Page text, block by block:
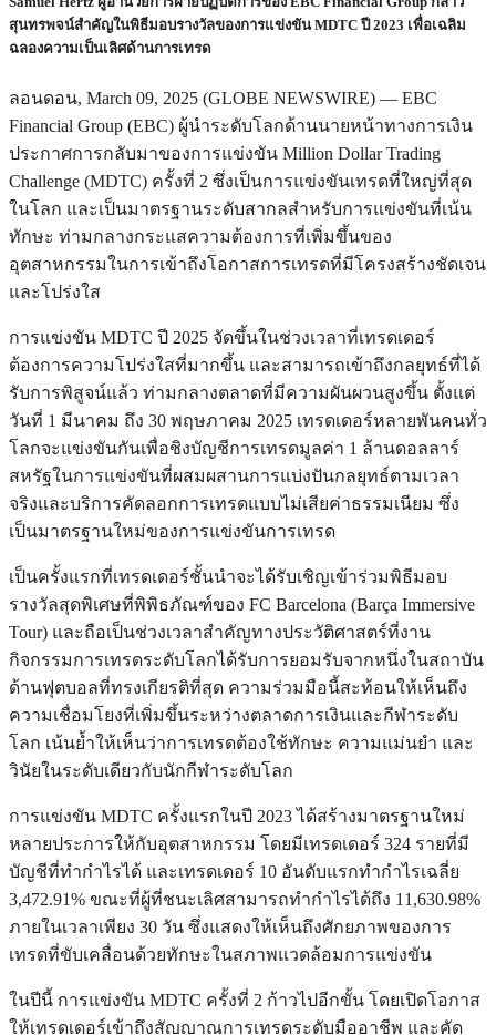
สุนทรพจน์สำคัญในพิธีมอบรางวัลของการแข่งขัน MDTC ปี 2023 เพื่อเฉลิม
ฉลองความเป็นเลิศด้านการเทรด
ลอนดอน, March 09, 2025 (GLOBE NEWSWIRE) — EBC
Financial Group (EBC) ผู้นำระดับโลกด้านนายหน้าทางการเงิน
ประกาศการกลับมาของการแข่งขัน Million Dollar Trading
Challenge (MDTC) ครั้งที่ 2 ซึ่งเป็นการแข่งขันเทรดที่ใหญ่ที่สุด
ในโลก และเป็นมาตรฐานระดับสากลสำหรับการแข่งขันที่เน้น
ทักษะ ท่ามกลางกระแสความต้องการที่เพิ่มขึ้นของ
อุตสาหกรรมในการเข้าถึงโอกาสการเทรดที่มีโครงสร้างชัดเจน
และโปร่งใส
การแข่งขัน MDTC ปี 2025 จัดขึ้นในช่วงเวลาที่เทรดเดอร์
ต้องการความโปร่งใสที่มากขึ้น และสามารถเข้าถึงกลยุทธ์ที่ได้
รับการพิสูจน์แล้ว ท่ามกลางตลาดที่มีความผันผวนสูงขึ้น ตั้งแต่
วันที่ 1 มีนาคม ถึง 30 พฤษภาคม 2025 เทรดเดอร์หลายพันคนทั่ว
โลกจะแข่งขันกันเพื่อชิงบัญชีการเทรดมูลค่า 1 ล้านดอลลาร์
สหรัฐในการแข่งขันที่ผสมผสานการแบ่งปันกลยุทธ์ตามเวลา
จริงและบริการคัดลอกการเทรดแบบไม่เสียค่าธรรมเนียม ซึ่ง
เป็นมาตรฐานใหม่ของการแข่งขันการเทรด
เป็นครั้งแรกที่เทรดเดอร์ชั้นนำจะได้รับเชิญเข้าร่วมพิธีมอบ
รางวัลสุดพิเศษที่พิพิธภัณฑ์ของ FC Barcelona (Barça Immersive
Tour) และถือเป็นช่วงเวลาสำคัญทางประวัติศาสตร์ที่งาน
กิจกรรมการเทรดระดับโลกได้รับการยอมรับจากหนึ่งในสถาบัน
ด้านฟุตบอลที่ทรงเกียรติที่สุด ความร่วมมือนี้สะท้อนให้เห็นถึง
ความเชื่อมโยงที่เพิ่มขึ้นระหว่างตลาดการเงินและกีฬาระดับ
โลก เน้นย้ำให้เห็นว่าการเทรดต้องใช้ทักษะ ความแม่นยำ และ
วินัยในระดับเดียวกับนักกีฬาระดับโลก
การแข่งขัน MDTC ครั้งแรกในปี 2023 ได้สร้างมาตรฐานใหม่
หลายประการให้กับอุตสาหกรรม โดยมีเทรดเดอร์ 324 รายที่มี
บัญชีที่ทำกำไรได้ และเทรดเดอร์ 10 อันดับแรกทำกำไรเฉลี่ย
3,472.91% ขณะที่ผู้ที่ชนะเลิศสามารถทำกำไรได้ถึง 11,630.98%
ภายในเวลาเพียง 30 วัน ซึ่งแสดงให้เห็นถึงศักยภาพของการ
เทรดที่ขับเคลื่อนด้วยทักษะในสภาพแวดล้อมการแข่งขัน
ในปีนี้ การแข่งขัน MDTC ครั้งที่ 2 ก้าวไปอีกขั้น โดยเปิดโอกาส
ให้เทรดเดอร์เข้าถึงสัญญาณการเทรดระดับมืออาชีพ และคัด